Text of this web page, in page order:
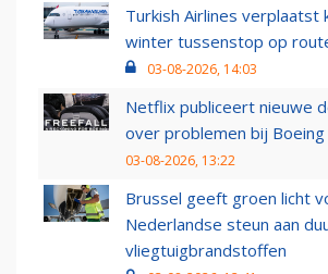
Turkish Airlines verplaatst
winter tussenstop op
03-08-2026, 14:03
Netflix publiceert nieuwe
over problemen bij Boeing
03-08-2026, 13:22
Brussel geeft groen licht
Nederlandse steun aan
vliegtuigbrandstoffen